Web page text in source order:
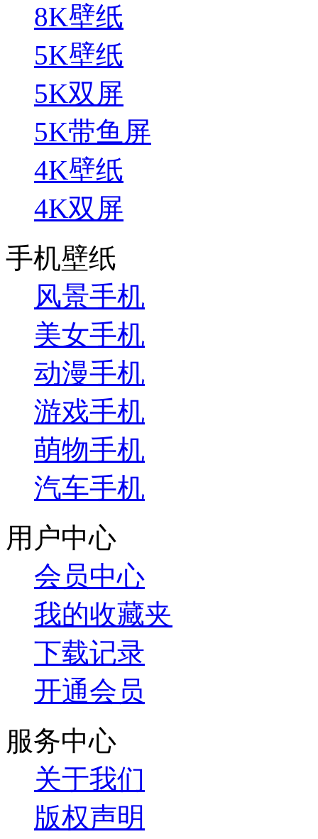
8K壁纸
5K壁纸
5K双屏
5K带鱼屏
4K壁纸
4K双屏
手机壁纸
风景手机
美女手机
动漫手机
游戏手机
萌物手机
汽车手机
用户中心
会员中心
我的收藏夹
下载记录
开通会员
服务中心
关于我们
版权声明